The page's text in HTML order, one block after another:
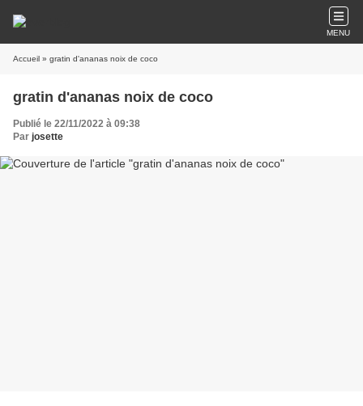
MENU
Accueil » gratin d'ananas noix de coco
gratin d'ananas noix de coco
Publié le 22/11/2022 à 09:38
Par josette